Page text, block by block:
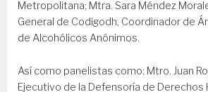
Metropolitana; Mtra. Sara Méndez
General de Codigodh, Coordinador de
de Alcohólicos Anónimos.
Así como panelistas como: Mtro. Juan
Ejecutivo de la Defensoría de Derechos